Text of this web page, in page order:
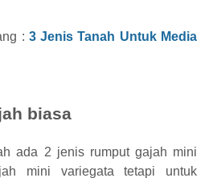
: 3 Jenis Tanah Untuk Media
biasa
ada 2 jenis rumput gajah mini
mini variegata tetapi untuk